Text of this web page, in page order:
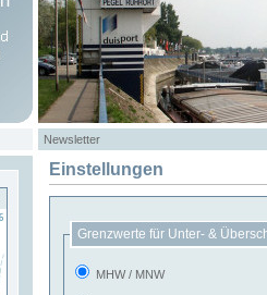
Newsletter
Einstellungen
Grenzwerte für Unter- &
MHW / MNW